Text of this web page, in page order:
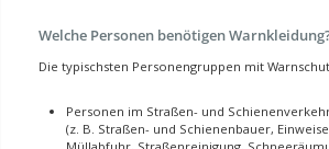
Welche Personen benötigen
Die typischsten Personengruppen mit
Personen im Straßen- und
(z. B. Straßen- und Schienenbauer,